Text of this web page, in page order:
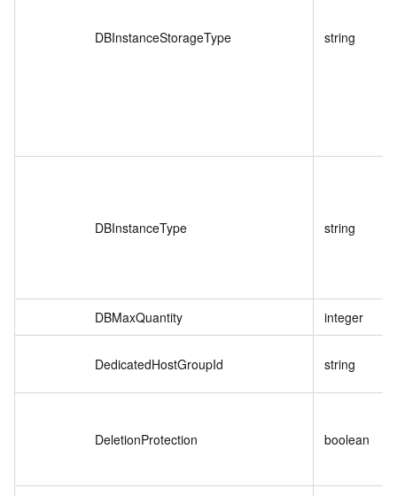
DBInstanceStorageType string
DBInstanceType string
DBMaxQuantity integer
DedicatedHostGroupId string
DeletionProtection boolean